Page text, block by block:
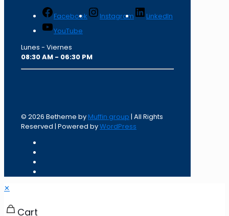
Facebook Instagram
LinkedIn
YouTube
Lunes - Viernes
08:30 AM - 06:30 PM
© 2026 Betheme by Muffin group | All Rights
Reserved | Powered byWordPress
✕
Cart